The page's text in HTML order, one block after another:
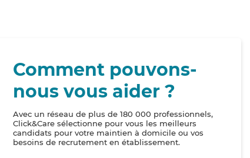
Comment pouvons-
nous vous aider ?
Avec un réseau de plus de 180 000 professionnels,
Click&Care sélectionne pour vous les meilleurs
candidats pour votre maintien à domicile ou vos
besoins de recrutement en établissement.